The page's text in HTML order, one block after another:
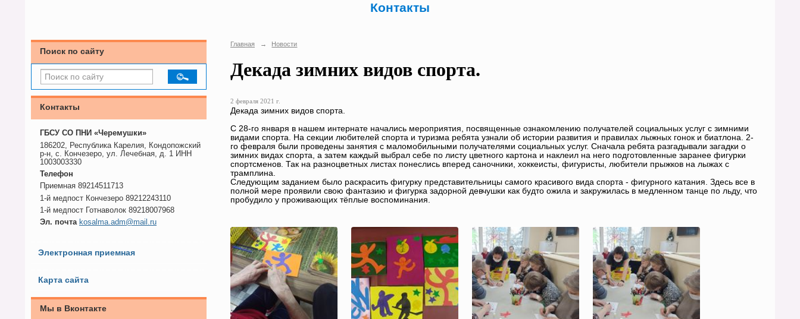
Контакты
Поиск по сайту
Контакты
ГБСУ СО ПНИ «Черемушки»
186202, Республика Карелия, Кондопожский
р-н, с. Кончезеро, ул. Лечебная, д. 1 ИНН
1003003330
Телефон
Приемная 89214511713
1-й медпост Кончезеро 89212243110
1-й медпост Готнаволок 89218007968
Эл. почта kosalma.adm@mail.ru
Электронная приемная
Карта сайта
Мы в Вконтакте
Главная → Новости
Декада зимних видов спорта.
2 февраля 2021 г.
Декада зимних видов спорта.
С 28-го января в нашем интернате начались мероприятия, посвященные ознакомлению получателей социальных услуг с зимними
видами спорта. На секции любителей спорта и туризма ребята узнали об истории развития и правилах лыжных гонок и биатлона. 2-
го февраля были проведены занятия с маломобильными получателями социальных услуг. Сначала ребята разгадывали загадки о
зимних видах спорта, а затем каждый выбрал себе по листу цветного картона и наклеил на него подготовленные заранее фигурки
спортсменов. Так на разноцветных листах понеслись вперед саночники, хоккеисты, фигуристы, любители прыжков на лыжах с
трамплина.
Следующим заданием было раскрасить фигурку представительницы самого красивого вида спорта - фигурного катания. Здесь все в
полной мере проявили свою фантазию и фигурка задорной девчушки как будто ожила и закружилась в медленном танце по льду, что
пробудило у проживающих тёплые воспоминания.